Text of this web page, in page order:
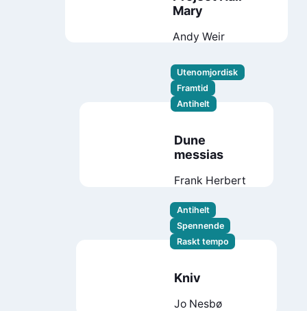
Mary
Andy Weir
Utenomjordisk
Framtid
Antihelt
Dune
messias
Frank Herbert
Antihelt
Spennende
Raskt tempo
Kniv
Jo Nesbø